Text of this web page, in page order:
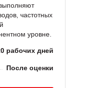
частотных
уровне.
рабочих дней
После оценки